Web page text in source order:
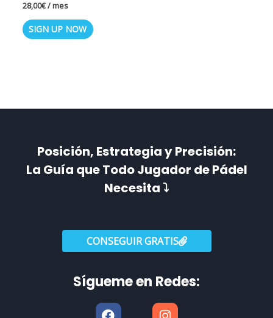
28,00€/ mes
SIGN UP NOW
Posición, Estrategia y Precisión:
La Guía que Todo Jugador de Pádel
Necesita ⤵️
CONSEGUIR GRATIS
Sígueme en Redes:
F I